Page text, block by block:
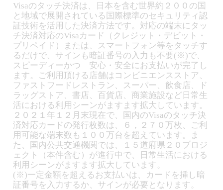
Visaのタッチ決済は、日本を含む世界約２００の国
と地域で展開されている国際標準のセキュリティ認
証技術を活用した決済方法です。対応の端末にタッ
チ決済対応のVisaカード（クレジット・デビット・
プリペイド）または、スマートフォン等をタッチす
るだけで、サインも暗証番号の入力も不要(※)で、
スピーディーかつ 安心・安全にお支払いが完了し
ます。ご利用頂ける店舗はコンビニエンスストア、
ファストフードレストラン、スーパー、飲食店、ド
ラッグストア、書店、百貨店、商業施設など日常生
活における利用シーンがますます拡大しています。
２０２１年１２月末現在で、国内のVisaのタッチ決
済対応カードの発行枚数は、６，２７０万枚、ご利
用可能な端末数も１００万台を超えています。ま
た、国内公共交通機関では、１５道府県２０プロジ
ェクト（本件含む）が進行中で、日常生活における
利用シーンがますます拡大しています。
(※)一定金額を超えるお支払いは、カードを挿し暗
証番号を入力するか、サインが必要となります。